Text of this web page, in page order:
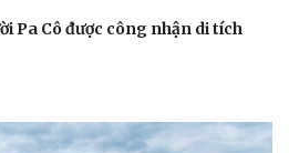
Pa Cô được công nhận di tích